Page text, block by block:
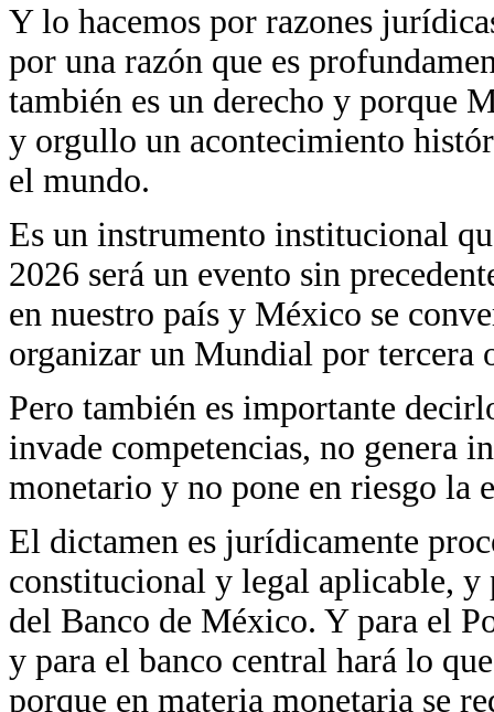
Y lo hacemos por razones
por una razón que es
también es un derecho y porque
y orgullo un acontecimiento
el mundo.
Es un instrumento institucional
2026 será un evento sin
en nuestro país y México se
organizar un Mundial por tercera
Pero también es importante
invade competencias, no genera
monetario y no pone en riesgo la
El dictamen es jurídicamente
constitucional y legal aplicable, y
del Banco de México. Y para el
y para el banco central hará lo
porque en materia monetaria se